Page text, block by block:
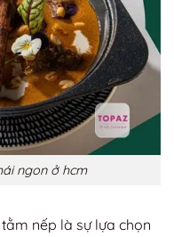
ngon ở hcm
nếp là sự lựa chọn